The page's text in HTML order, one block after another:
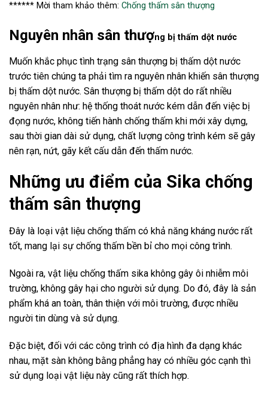
****** Mời tham khảo thêm: Chống thấm sân thượng
Nguyên nhân sân thượng bị thấm dột nước
Muốn khắc phục tình trạng sân thượng bị thấm dột nước
trước tiên chúng ta phải tìm ra nguyên nhân khiến sân thượng
bị thấm dột nước. Sân thượng bị thấm dột do rất nhiều
nguyên nhân như: hệ thống thoát nước kém dẫn đến việc bị
đọng nước, không tiến hành chống thấm khi mới xây dựng,
sau thời gian dài sử dụng, chất lượng công trình kém sẽ gây
nên rạn, nứt, gãy kết cấu dẫn đến thấm nước.
Những ưu điểm của Sika chống
thấm sân thượng
Đây là loại vật liệu chống thấm có khả năng kháng nước rất
tốt, mang lại sự chống thấm bền bỉ cho mọi công trình.
Ngoài ra, vật liệu chống thấm sika không gây ôi nhiễm môi
trường, không gây hại cho người sử dụng. Do đó, đây là sản
phẩm khá an toàn, thân thiện với môi trường, được nhiều
người tin dùng và sử dụng.
Đặc biệt, đối với các công trình có địa hình đa dạng khác
nhau, mặt sàn không bằng phẳng hay có nhiều góc cạnh thì
sử dụng loại vật liệu này cũng rất thích hợp.